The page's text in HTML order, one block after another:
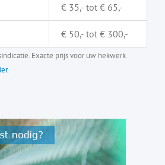
€ 35,- tot € 65,-
€ 50,- tot € 300,-
Exacte prijs voor uw hekwerk